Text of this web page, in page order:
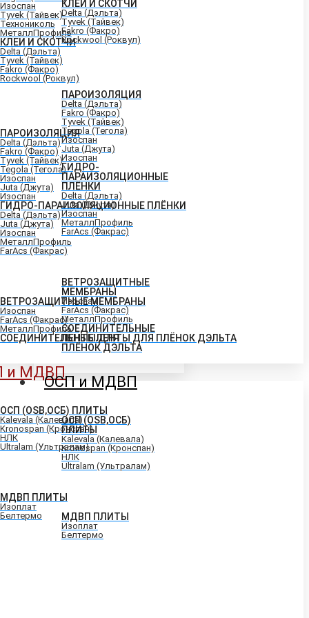
КЛЕИ И СКОТЧИ
Delta (Дэльта)
Tyvek (Тайвек)
Fakro (Факро)
Rockwool (Роквул)
ПАРОИЗОЛЯЦИЯ
Delta (Дэльта)
Fakro (Факро)
Tyvek (Тайвек)
Tegola (Тегола)
Изоспан
Juta (Джута)
Изоспан
ГИДРО-
ПАРАИЗОЛЯЦИОННЫЕ
ПЛЁНКИ
Delta (Дэльта)
Juta (Джута)
Изоспан
МеталлПрофиль
FarAcs (Факрас)
ВЕТРОЗАЩИТНЫЕ
МЕМБРАНЫ
Изоспан
FarAcs (Факрас)
МеталлПрофиль
СОЕДИНИТЕЛЬНЫЕ
ЛЕНТЫ ДЛЯ
ПЛЁНОК ДЭЛЬТА
ОСП и МДВП
ОСП (OSB,ОСБ)
ПЛИТЫ
Kalevala (Калевала)
Kronospan (Кронспан)
НЛК
Ultralam (Ультралам)
МДВП ПЛИТЫ
Изоплат
Белтермо
Изоспан
Tyvek (Тайвек)
Технониколь
МеталлПрофиль
КЛЕИ И СКОТЧИ
Delta (Дэльта)
Tyvek (Тайвек)
Fakro (Факро)
Rockwool (Роквул)
ПАРОИЗОЛЯЦИЯ
Delta (Дэльта)
Fakro (Факро)
Tyvek (Тайвек)
Tegola (Тегола)
Изоспан
Juta (Джута)
Изоспан
ГИДРО-ПАРАИЗОЛЯЦИОННЫЕ ПЛЁНКИ
Delta (Дэльта)
Juta (Джута)
Изоспан
МеталлПрофиль
FarAcs (Факрас)
ВЕТРОЗАЩИТНЫЕ МЕМБРАНЫ
Изоспан
FarAcs (Факрас)
МеталлПрофиль
СОЕДИНИТЕЛЬНЫЕ ЛЕНТЫ ДЛЯ ПЛЁНОК ДЭЛЬТА
и МДВП
ОСП (OSB,ОСБ) ПЛИТЫ
Kalevala (Калевала)
Kronospan (Кронспан)
НЛК
Ultralam (Ультралам)
МДВП ПЛИТЫ
Изоплат
Белтермо